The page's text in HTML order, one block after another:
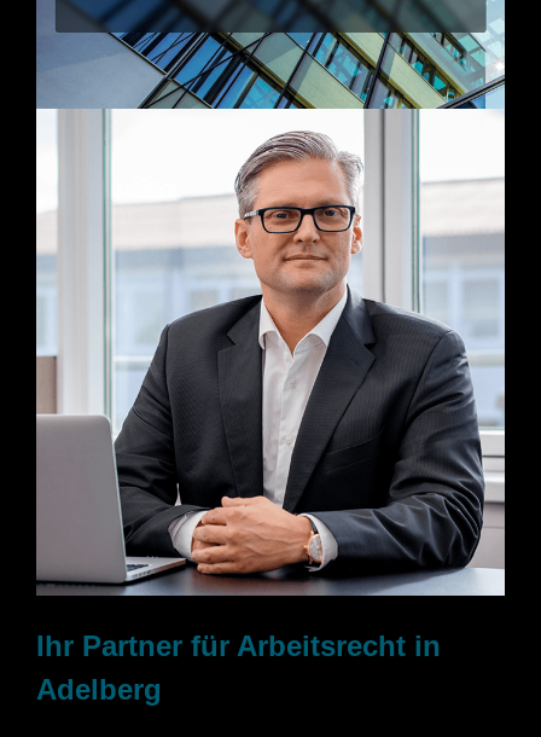
Ihr Partner für Arbeitsrecht in
Adelberg